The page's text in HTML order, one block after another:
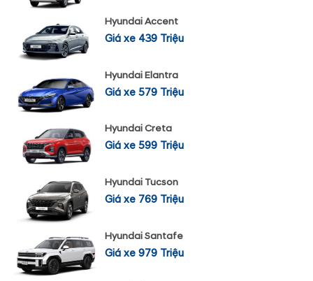
Hyundai Accent
Giá xe 439 Triệu
Hyundai Elantra
Giá xe 579 Triệu
Hyundai Creta
Giá xe 599 Triệu
Hyundai Tucson
Giá xe 769 Triệu
Hyundai Santafe
Giá xe 979 Triệu